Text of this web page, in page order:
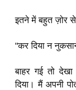
इतने में बहुत ज़ोर
"कर दिया न
बाहर गई तो
दिया। मैं अपनी